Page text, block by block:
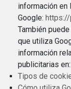
información en
Google:https://
También
que utiliza
información
publicitarias en:
Tipos de